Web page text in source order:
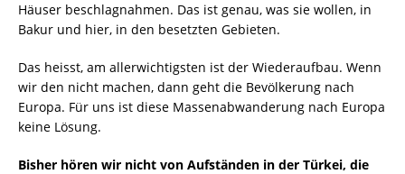
Häuser beschlagnahmen. Das ist genau, was sie wollen, in
Bakur und hier, in den besetzten Gebieten.
Das heisst, am allerwichtigsten ist der Wiederaufbau. Wenn
wir den nicht machen, dann geht die Bevölkerung nach
Europa. Für uns ist diese Massenabwanderung nach Europa
keine Lösung.
Bisher hören wir nicht von Aufständen in der Türkei, die